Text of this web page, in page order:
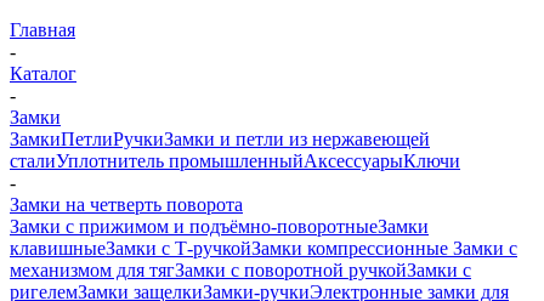
Главная
-
Каталог
-
Замки
ЗамкиПетлиРучкиЗамки и петли из нержавеющей
сталиУплотнитель промышленныйАксессуарыКлючи
-
Замки на четверть поворота
Замки с прижимом и подъёмно-поворотныеЗамки
клавишныеЗамки с Т-ручкойЗамки компрессионные Замки с
механизмом для тягЗамки с поворотной ручкойЗамки с
ригелемЗамки защелкиЗамки-ручкиЭлектронные замки для